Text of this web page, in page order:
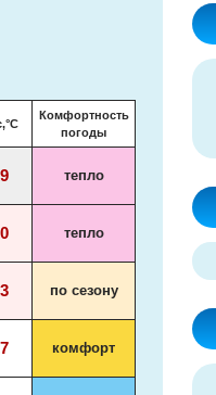
Комфортность
погоды
тепло
тепло
по сезону
комфорт